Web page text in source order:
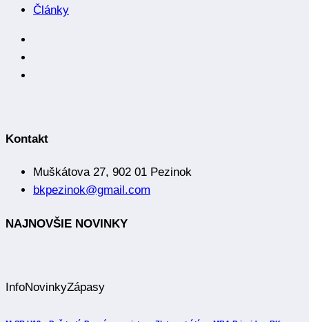
Články
Kontakt
Muškátova 27, 902 01 Pezinok
bkpezinok@gmail.com
NAJNOVŠIE NOVINKY
InfoNovinkyZápasy